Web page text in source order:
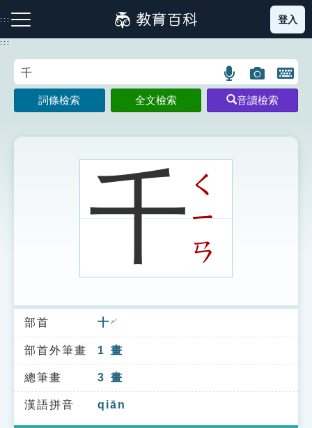
到
主
:::
注音索引圖示 筆畫索引圖示 部首索引表圖示
索引選單
知識索引
單字索引
生命大百科索引
登入
:::
語
言
搜
示
圖
片
搜
開
鍵
圖
詞條檢索 全文檢索 音讀檢索
千 ㄑ
ㄧ
ㄢ
部首 十 ㄕˊ
部首外筆畫 1 畫
總筆畫 3 畫
漢語拼音 qiān